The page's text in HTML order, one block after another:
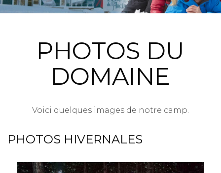
PHOTOS DU
DOMAINE
Voici quelques images de notre camp.
PHOTOS HIVERNALES